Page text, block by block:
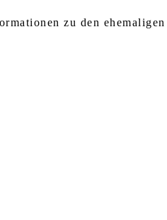
zu den